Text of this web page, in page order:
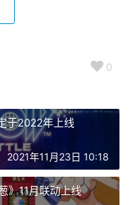
0
于2022年上线
2021年11月23日 10:18
》11月联动上线